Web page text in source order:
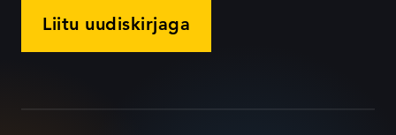
Liitu uudiskirjaga